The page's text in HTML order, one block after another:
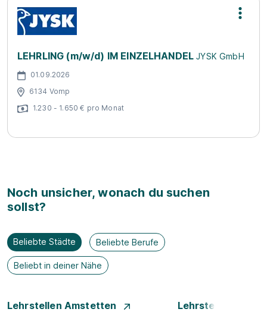
LEHRLING (m/w/d) IM EINZELHANDELJYSK GmbH
01.09.2026
6134 Vomp
1.230 - 1.650 € pro Monat
Noch unsicher, wonach du suchen
sollst?
Beliebte Städte Beliebte Berufe
Beliebt in deiner Nähe
Lehrstellen Amstetten
Lehrstellen